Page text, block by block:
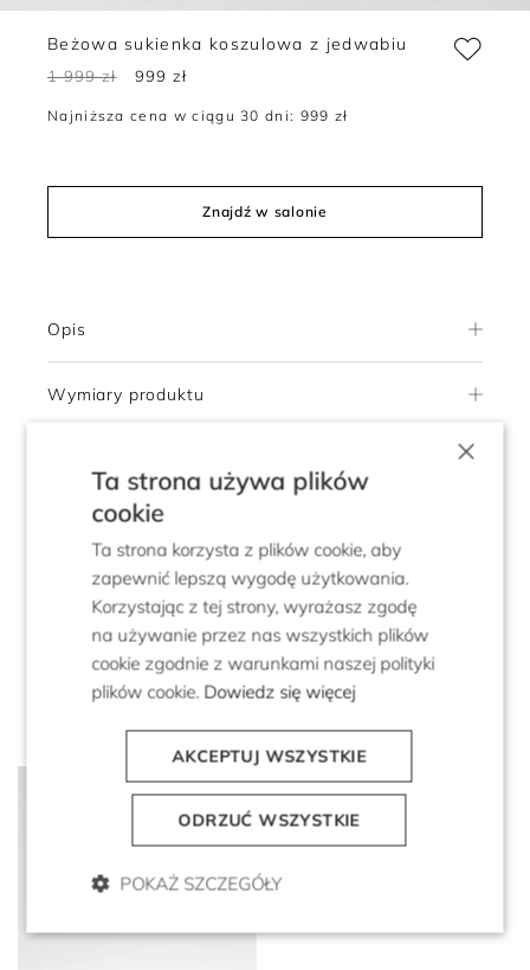
Beżowa sukienka koszulowa z jedwabiu
1 999 zł 999 zł
Najniższa cena w ciągu 30 dni: 999 zł
Znajdź w salonie
Opis
Wymiary produktu
Dostawa
Zwroty
5.0 Pokaż opinie klientów
×
Ta strona używa plików
cookie
Ta strona korzysta z plików cookie, aby
zapewnić lepszą wygodę użytkowania.
Korzystając z tej strony, wyrażasz zgodę
na używanie przez nas wszystkich plików
cookie zgodnie z warunkami naszej polityki
plików cookie. Dowiedz się więcej
AKCEPTUJ WSZYSTKIE
ODRZUĆ WSZYSTKIE
POKAŻ SZCZEGÓŁY